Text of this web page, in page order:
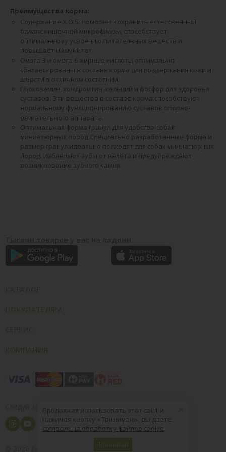
Преимущества корма:
Содержание X.O.S. помогает сохранить естественный
баланс кишечной микрофлоры, способствует
оптимальному усвоению питательных веществ и
повышает иммунитет.
Омега-3 и омега-6 жирные кислоты оптимально
сбалансированы в составе корма для поддержания кожи и
шерсти в отличном состоянии.
Глюкозамин, хондроитин, кальций и фосфор для здоровья
суставов. Эти вещества в составе корма способствуют
нормальному функционированию суставов опорно-
двигательного аппарата.
Оптимальная форма гранул для удобства собак
миниатюрных пород.Специально разработанные форма и
размер гранул идеально подходят для собак миниатюрных
пород. Избавляют зубы от налета и предупреждают
возникновение зубного камня.
Следуй за нами
8 (800) 004-09-40
×
Продолжая использовать этот сайт и
нажимая кнопку «Принимаю», вы даете
согласие на обработку файлов cookie
Принимаю